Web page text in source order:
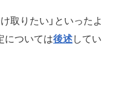
取りたい」といったよ
については後述してい